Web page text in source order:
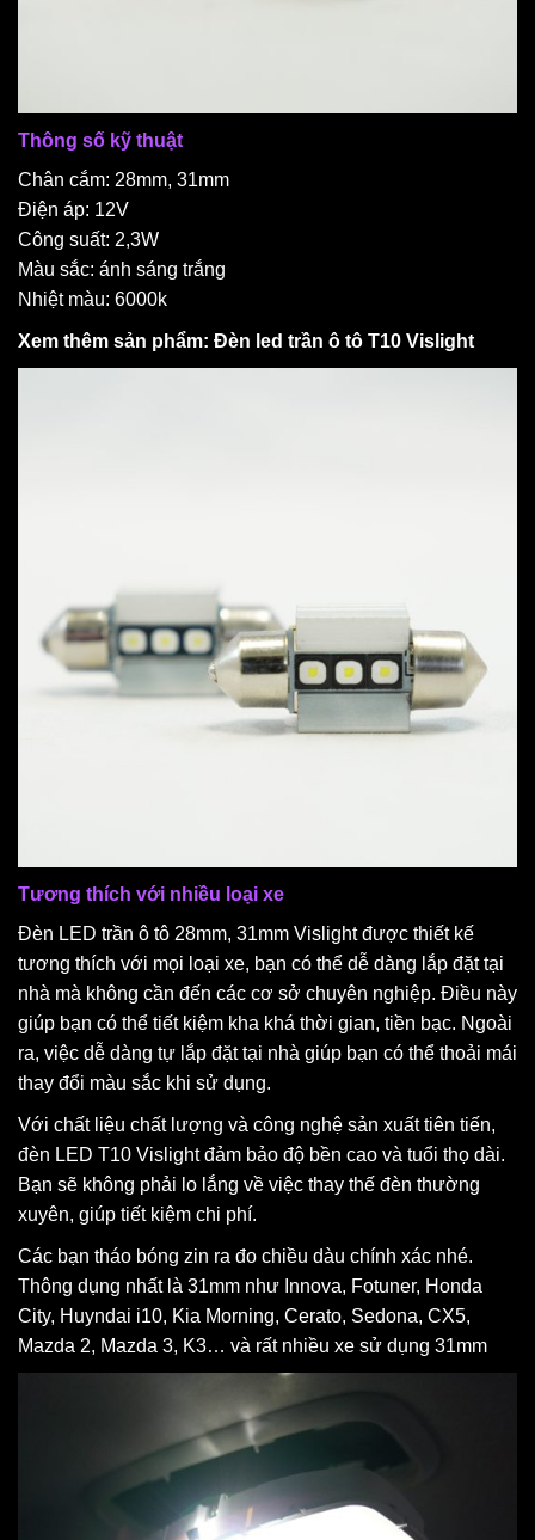
Thông số kỹ thuật
Chân cắm: 28mm, 31mm
Điện áp: 12V
Công suất: 2,3W
Màu sắc: ánh sáng trắng
Nhiệt màu: 6000k
Xem thêm sản phẩm: Đèn led trần ô tô T10 Vislight
Tương thích với nhiều loại xe
Đèn LED trần ô tô 28mm, 31mm Vislight được thiết kế
tương thích với mọi loại xe, bạn có thể dễ dàng lắp đặt tại
nhà mà không cần đến các cơ sở chuyên nghiệp. Điều này
giúp bạn có thể tiết kiệm kha khá thời gian, tiền bạc. Ngoài
ra, việc dễ dàng tự lắp đặt tại nhà giúp bạn có thể thoải mái
thay đổi màu sắc khi sử dụng.
Với chất liệu chất lượng và công nghệ sản xuất tiên tiến,
đèn LED T10 Vislight đảm bảo độ bền cao và tuổi thọ dài.
Bạn sẽ không phải lo lắng về việc thay thế đèn thường
xuyên, giúp tiết kiệm chi phí.
Các bạn tháo bóng zin ra đo chiều dàu chính xác nhé.
Thông dụng nhất là 31mm như Innova, Fotuner, Honda
City, Huyndai i10, Kia Morning, Cerato, Sedona, CX5,
Mazda 2, Mazda 3, K3… và rất nhiều xe sử dụng 31mm